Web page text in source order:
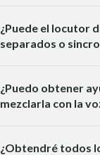
¿Puede el locutor
separados o
¿Puedo obtener
mezclarla con la
¿Obtendré todos